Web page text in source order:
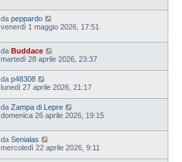
da peppardo
venerdì 1 maggio 2026, 17:51
da Buddace
martedì 28 aprile 2026, 23:37
da p48308
lunedì 27 aprile 2026, 21:17
da Zampa di Lepre
domenica 26 aprile 2026, 19:15
da Senialas
mercoledì 22 aprile 2026, 9:11